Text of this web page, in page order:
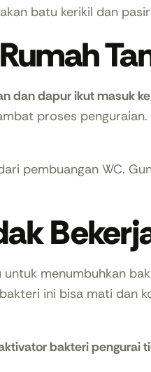
batu kerikil dan
dan dapur ikut masuk
proses penguraian.
pembuangan WC.
menumbuhkan
ini bisa mati dan
bakteri pengurai